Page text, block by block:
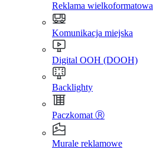
Reklama wielkoformatowa
Komunikacja miejska
Digital OOH (DOOH)
Backlighty
Paczkomat Ⓡ
Murale reklamowe